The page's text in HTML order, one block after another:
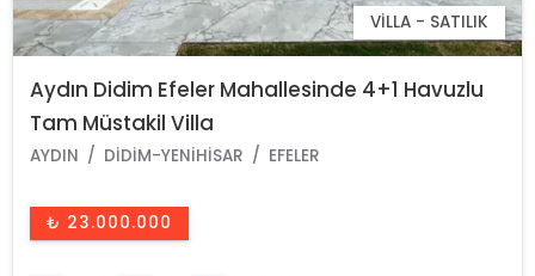
VILLA - SATILIK
Aydın Didim Efeler Mahallesinde 4+1 Havuzlu
Tam Müstakil Villa
AYDIN DIDIM-YENIHISAR EFELER
₺ 23.000.000